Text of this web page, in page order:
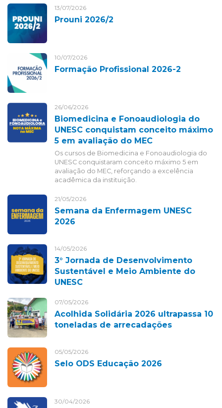
13/07/2026
Prouni 2026/2
10/07/2026
Formação Profissional 2026-2
26/06/2026
Biomedicina e Fonoaudiologia do
UNESC conquistam conceito máximo
5 em avaliação do MEC
Os cursos de Biomedicina e Fonoaudiologia do
UNESC conquistaram conceito máximo 5 em
avaliação do MEC, reforçando a excelência
acadêmica da instituição.
21/05/2026
Semana da Enfermagem UNESC
2026
14/05/2026
3° Jornada de Desenvolvimento
Sustentável e Meio Ambiente do
UNESC
07/05/2026
Acolhida Solidária 2026 ultrapassa 10
toneladas de arrecadações
05/05/2026
Selo ODS Educação 2026
30/04/2026